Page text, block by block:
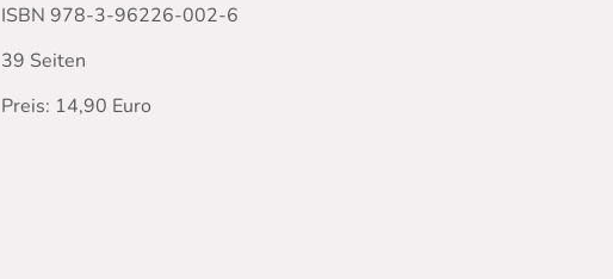
ISBN 978-3-96226-002-6
39 Seiten
Preis: 14,90 Euro